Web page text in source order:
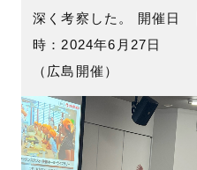
深く考察した。 開催日
時：2024年6月27日
（広島開催）